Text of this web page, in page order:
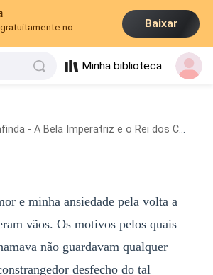
no
Baixar
Minha biblioteca
- A Bela Imperatriz e o Rei dos Contos de Fadas
e minha ansiedade pela volta a
vãos. Os motivos pelos quais
não guardavam qualquer
desfecho do tal